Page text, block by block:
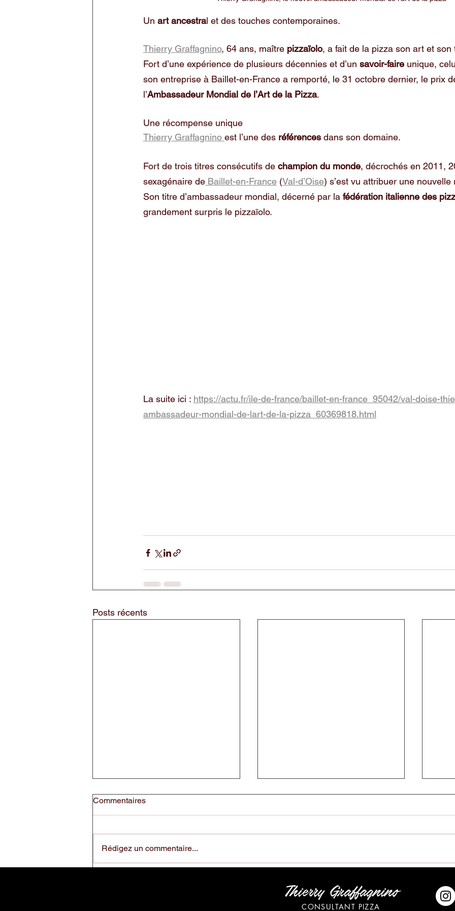
Un art ancestral et des touches contemporaines.
Thierry Graffagnino, 64 ans, maître pizzaïolo, a fait de la pizza son art et son
Fort d’une expérience de plusieurs décennies et d’un savoir-faire unique,
son entreprise à Baillet-en-France a remporté, le 31 octobre dernier, le prix
l’Ambassadeur Mondial de l’Art de la Pizza.
Une récompense unique
Thierry Graffagnino est l’une des références dans son domaine.
Fort de trois titres consécutifs de champion du monde, décrochés en 2011,
sexagénaire de Baillet-en-France (Val-d’Oise) s’est vu attribuer une nouvelle
Son titre d’ambassadeur mondial, décerné par la fédération italienne des
grandement surpris le pizzaïolo.
La suite ici : https://actu.fr/ile-de-france/baillet-en-france_95042/val-doise-
ambassadeur-mondial-de-lart-de-la-pizza_60369818.html
Posts récents
pizzaiolo
Commentaires
Rédigez un commentaire...
Thierry Graffagnino
CONSULTANT PIZZA